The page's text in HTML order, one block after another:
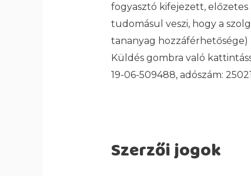
fogyasztó kifejezett,
tudomásul veszi, hogy a
tananyag hozzáférhetősége)
Küldés gombra való
19-06-509488, adószám:
Szerzői jogok